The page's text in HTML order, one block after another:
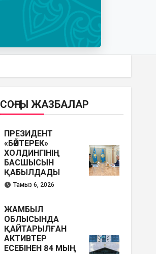
СОҢҒЫ ЖАЗБАЛАР
ПРЕЗИДЕНТ
«БӘЙТЕРЕК»
ХОЛДИНГІНІҢ
БАСШЫСЫН
ҚАБЫЛДАДЫ
Тамыз 6, 2026
ЖАМБЫЛ
ОБЛЫСЫНДА
ҚАЙТАРЫЛҒАН
АКТИВТЕР
ЕСЕБІНЕН 84 МЫҢ